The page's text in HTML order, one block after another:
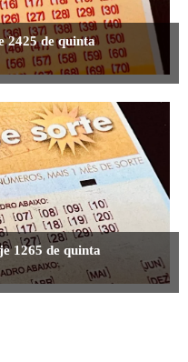
2425 de quinta
1265 de quinta